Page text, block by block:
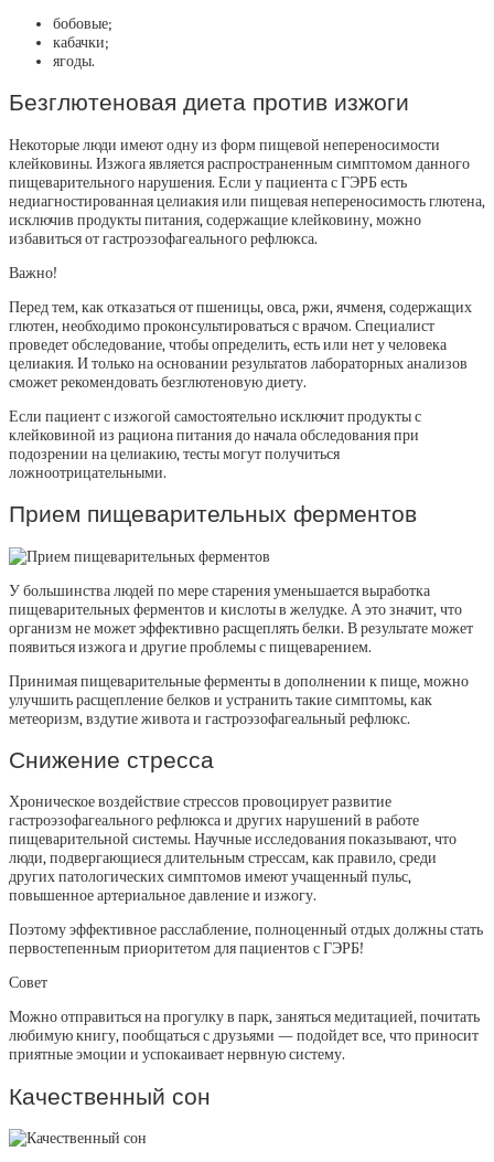
бобовые;
кабачки;
ягоды.
Безглютеновая диета против изжоги
Некоторые люди имеют одну из форм пищевой непереносимости
клейковины. Изжога является распространенным симптомом данного
пищеварительного нарушения. Если у пациента с ГЭРБ есть
недиагностированная целиакия или пищевая непереносимость глютена,
исключив продукты питания, содержащие клейковину, можно
избавиться от гастроэзофагеального рефлюкса.
Важно!
Перед тем, как отказаться от пшеницы, овса, ржи, ячменя, содержащих
глютен, необходимо проконсультироваться с врачом. Специалист
проведет обследование, чтобы определить, есть или нет у человека
целиакия. И только на основании результатов лабораторных анализов
сможет рекомендовать безглютеновую диету.
Если пациент с изжогой самостоятельно исключит продукты с
клейковиной из рациона питания до начала обследования при
подозрении на целиакию, тесты могут получиться
ложноотрицательными.
Прием пищеварительных ферментов
У большинства людей по мере старения уменьшается выработка
пищеварительных ферментов и кислоты в желудке. А это значит, что
организм не может эффективно расщеплять белки. В результате может
появиться изжога и другие проблемы с пищеварением.
Принимая пищеварительные ферменты в дополнении к пище, можно
улучшить расщепление белков и устранить такие симптомы, как
метеоризм, вздутие живота и гастроэзофагеальный рефлюкс.
Снижение стресса
Хроническое воздействие стрессов провоцирует развитие
гастроэзофагеального рефлюкса и других нарушений в работе
пищеварительной системы. Научные исследования показывают, что
люди, подвергающиеся длительным стрессам, как правило, среди
других патологических симптомов имеют учащенный пульс,
повышенное артериальное давление и изжогу.
Поэтому эффективное расслабление, полноценный отдых должны стать
первостепенным приоритетом для пациентов с ГЭРБ!
Совет
Можно отправиться на прогулку в парк, заняться медитацией, почитать
любимую книгу, пообщаться с друзьями — подойдет все, что приносит
приятные эмоции и успокаивает нервную систему.
Качественный сон